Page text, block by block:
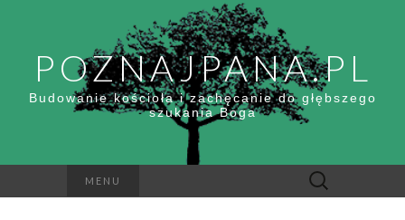
POZNAJPANA.PL
Budowanie kościoła i zachęcanie do głębszego
szukania Boga
MENU Szukaj: